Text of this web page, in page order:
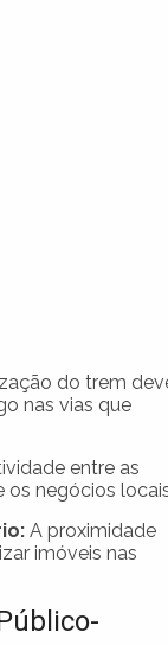
do trem
nas vias que
entre as
os negócios
A proximidade
imóveis nas